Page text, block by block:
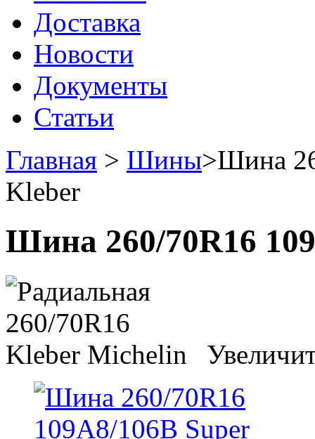
Доставка
Новости
Документы
Статьи
Главная > Шины>Шина
Kleber
Шина 260/70R16